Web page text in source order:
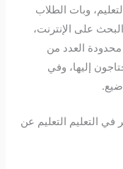
وبات الطلاب
على الإنترنت،
العدد من
إليها، وفي
التعليم عن